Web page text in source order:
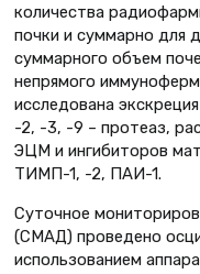
количества
почки и суммарно для
суммарного объем
непрямого
исследована
-2, -3, -9 – протеаз,
ЭЦМ и ингибиторов
ТИМП-1, -2, ПАИ-1.
Суточное
(СМАД) проведено
использованием